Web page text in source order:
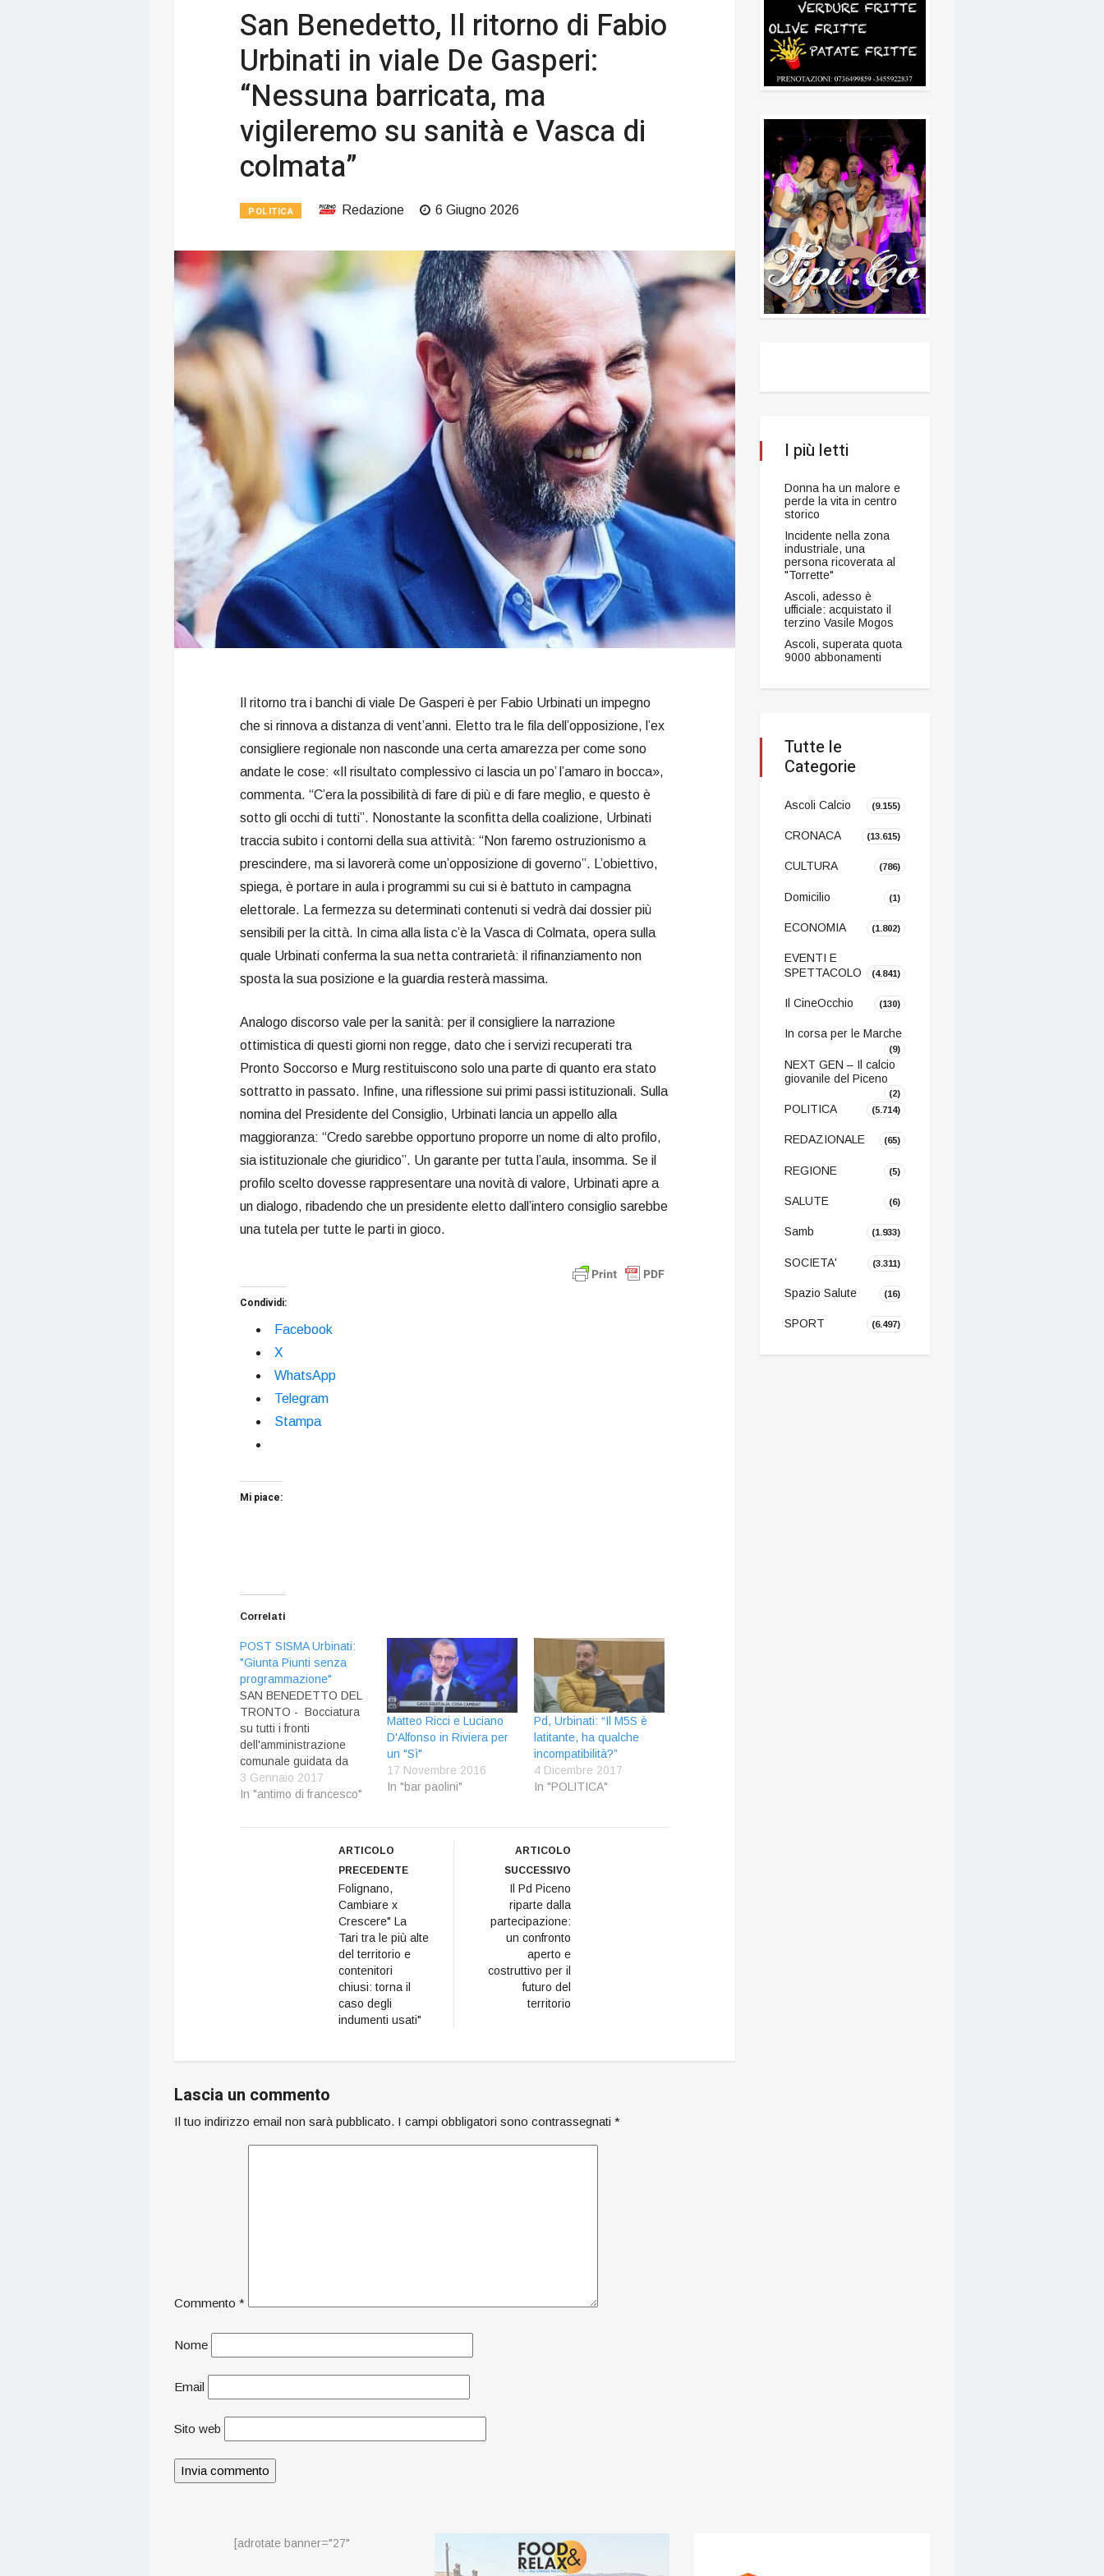
San Benedetto, Il ritorno di Fabio
Urbinati in viale De Gasperi:
“Nessuna barricata, ma
vigileremo su sanità e Vasca di
colmata”
POLITICA Redazione 6 Giugno 2026
Il ritorno tra i banchi di viale De Gasperi è per Fabio Urbinati un impegno
che si rinnova a distanza di vent’anni. Eletto tra le fila dell’opposizione, l’ex
consigliere regionale non nasconde una certa amarezza per come sono
andate le cose: «Il risultato complessivo ci lascia un po’ l’amaro in bocca»,
commenta. “C’era la possibilità di fare di più e di fare meglio, e questo è
sotto gli occhi di tutti”. Nonostante la sconfitta della coalizione, Urbinati
traccia subito i contorni della sua attività: “Non faremo ostruzionismo a
prescindere, ma si lavorerà come un’opposizione di governo”. L’obiettivo,
spiega, è portare in aula i programmi su cui si è battuto in campagna
elettorale. La fermezza su determinati contenuti si vedrà dai dossier più
sensibili per la città. In cima alla lista c’è la Vasca di Colmata, opera sulla
quale Urbinati conferma la sua netta contrarietà: il rifinanziamento non
sposta la sua posizione e la guardia resterà massima.
Analogo discorso vale per la sanità: per il consigliere la narrazione
ottimistica di questi giorni non regge, dato che i servizi recuperati tra
Pronto Soccorso e Murg restituiscono solo una parte di quanto era stato
sottratto in passato. Infine, una riflessione sui primi passi istituzionali. Sulla
nomina del Presidente del Consiglio, Urbinati lancia un appello alla
maggioranza: “Credo sarebbe opportuno proporre un nome di alto profilo,
sia istituzionale che giuridico”. Un garante per tutta l’aula, insomma. Se il
profilo scelto dovesse rappresentare una novità di valore, Urbinati apre a
un dialogo, ribadendo che un presidente eletto dall’intero consiglio sarebbe
una tutela per tutte le parti in gioco.
Condividi:
Facebook
X
WhatsApp
Telegram
Stampa
Mi piace:
Correlati
POST SISMA Urbinati:
"Giunta Piunti senza
programmazione"
SAN BENEDETTO DEL
TRONTO - Bocciatura
su tutti i fronti
dell'amministrazione
comunale guidata da
Pasqualino Piunti.
Martedì 3 gennaio 2017,
conferenza stampa di
inizio anno nella saletta
Municipio di viale De
Gasperi. Gli esponenti
sull'amministrazione:
3 Gennaio 2017
In "antimo di francesco"
Matteo Ricci e Luciano
D'Alfonso in Riviera per
un "Sì"
17 Novembre 2016
In "bar paolini"
Pd, Urbinati: “Il M5S è
latitante, ha qualche
incompatibilità?”
4 Dicembre 2017
In "POLITICA"
ARTICOLO
PRECEDENTE
Folignano,
Cambiare x
Crescere" La
Tari tra le più alte
del territorio e
contenitori
chiusi: torna il
caso degli
indumenti usati"
ARTICOLO
SUCCESSIVO
Il Pd Piceno
riparte dalla
partecipazione:
un confronto
aperto e
costruttivo per il
futuro del
territorio
Lascia un commento
Il tuo indirizzo email non sarà pubblicato. I campi obbligatori sono contrassegnati *
Commento *
Nome
Email
Sito web
I più letti
Donna ha un malore e
perde la vita in centro
storico
Incidente nella zona
industriale, una
persona ricoverata al
"Torrette"
Ascoli, adesso è
ufficiale: acquistato il
terzino Vasile Mogos
Ascoli, superata quota
9000 abbonamenti
Tutte le
Categorie
Ascoli Calcio (9.155)
CRONACA (13.615)
CULTURA (786)
Domicilio (1)
ECONOMIA (1.802)
EVENTI E
SPETTACOLO
(4.841)
Il CineOcchio (130)
In corsa per le Marche
(9)
NEXT GEN – Il calcio
giovanile del Piceno
(2)
POLITICA (5.714)
REDAZIONALE (65)
REGIONE (5)
SALUTE (6)
Samb (1.933)
SOCIETA' (3.311)
Spazio Salute (16)
SPORT (6.497)
[adrotate banner="27"